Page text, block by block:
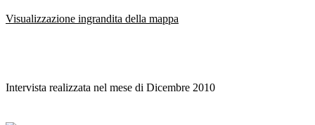
Visualizzazione ingrandita della mappa
Intervista realizzata nel mese di Dicembre 2010